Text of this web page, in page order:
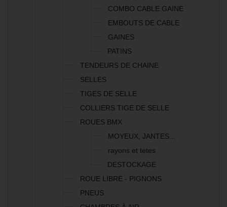
COMBO CABLE.GAINE
EMBOUTS DE CABLE
GAINES
PATINS
TENDEURS DE CHAINE
SELLES
TIGES DE SELLE
COLLIERS TIGE DE SELLE
ROUES BMX
MOYEUX, JANTES...
rayons et tetes
DESTOCKAGE
ROUE LIBRE - PIGNONS
PNEUS